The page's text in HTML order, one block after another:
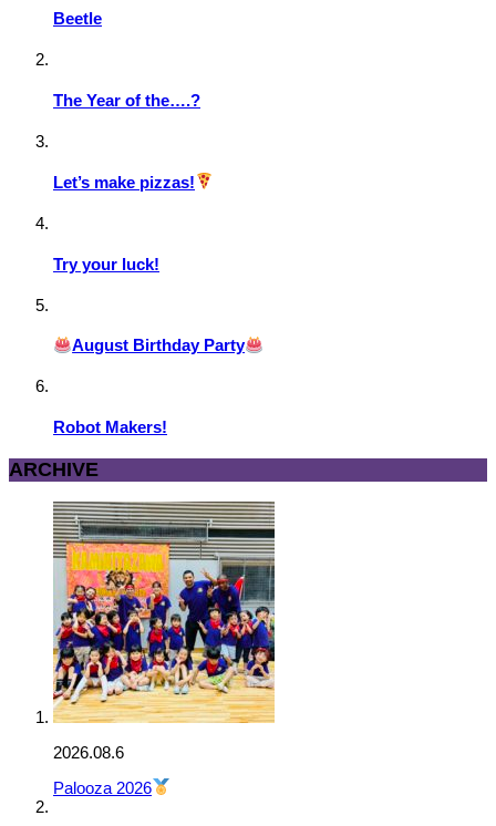
Beetle
The Year of the….?
Let’s make pizzas!
Try your luck!
August Birthday Party
Robot Makers!
ARCHIVE
2026.08.6
Palooza 2026